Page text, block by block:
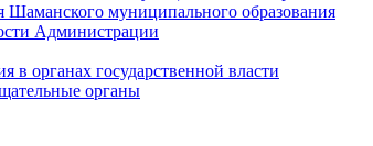
Шаманского муниципального образования
Администрации
в органах государственной власти
органы